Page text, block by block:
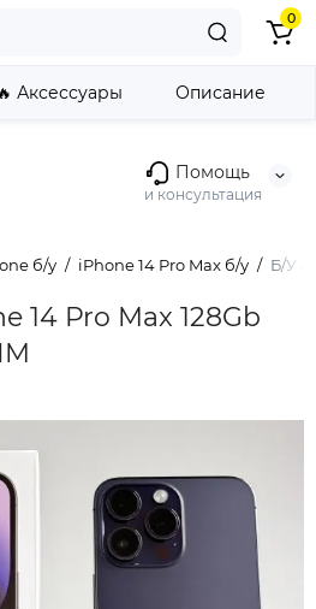
Помощь
и консультация
0
б/у iPhone 14 Pro Max б/у Б/У
14 Pro Max 128Gb
Аксессуары Описание